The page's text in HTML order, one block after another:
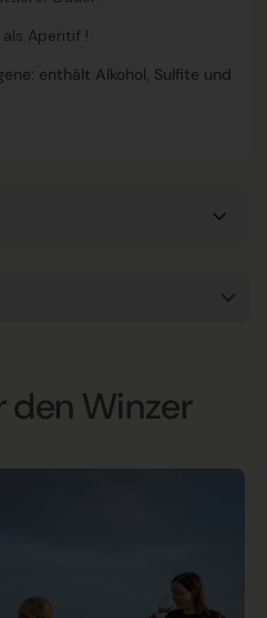
Aperitif !
enthält Alkohol, Sulfite und
den Winzer